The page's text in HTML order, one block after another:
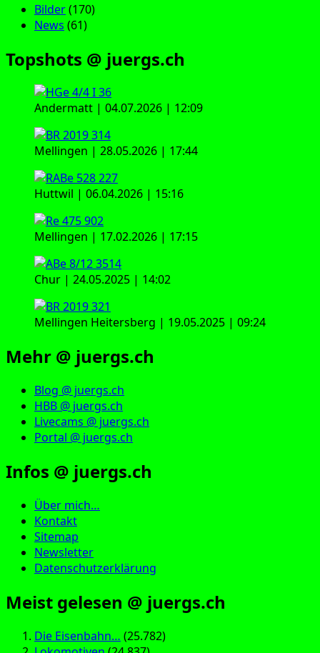
Bilder(170)
News (61)
Topshots @ juergs.ch
Andermatt | 04.07.2026 | 12:09
Mellingen | 28.05.2026 | 17:44
Huttwil | 06.04.2026 | 15:16
Mellingen | 17.02.2026 | 17:15
Chur | 24.05.2025 | 14:02
Mellingen Heitersberg | 19.05.2025 | 09:24
Mehr @ juergs.ch
Blog @ juergs.ch
HBB @ juergs.ch
Livecams @ juergs.ch
Portal @ juergs.ch
Infos @ juergs.ch
Über mich…
Kontakt
Sitemap
Newsletter
Datenschutzerklärung
Meist gelesen @ juergs.ch
Die Eisenbahn… (25.782)